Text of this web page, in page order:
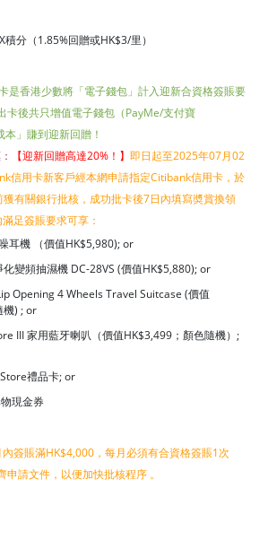
分（1.85%回贈或HK$3/里）
是香港少數將「電子錢包」計入迎新合資格簽賬要
卡後共只增值電子錢包（PayMe/支付寶
」賺到迎新回贈！
【迎新回贈高達20%！ 】 即日起至2025年07月02
信用卡新客戶經本網申請指定Citibank信用卡，於
有關銀行批核，成功批卡後7日內填寫奬賞換領
足簽賬要求可享：
耳機 （價值HK$5,980); or
變頻抽濕機 DC-28VS (價值HK$5,880); or
Opening 4 Wheels Travel Suitcase (價值
機) ; or
III 家用藍牙喇叭（價值HK$3,499；顏色隨機）;
禮品卡; or
現金券
簽賬滿HK$4,000，每月必須有合資格簽賬1次
請文件，以便加快批核程序 。